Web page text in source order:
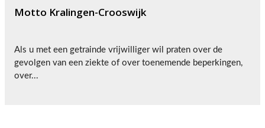
Motto Kralingen-Crooswijk
Als u met een getrainde vrijwilliger wil praten over de
gevolgen van een ziekte of over toenemende beperkingen,
over...